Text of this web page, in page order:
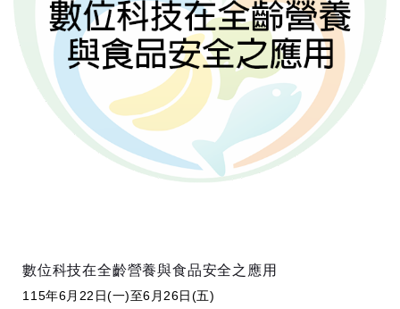
數位科技在全齡營養與食品安全之應用
115年6月22日(一)至6月26日(五)